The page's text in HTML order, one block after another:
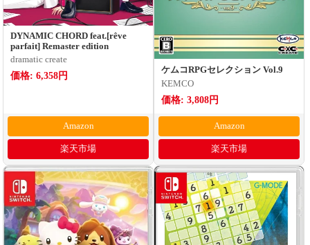
DYNAMIC CHORD feat.[rêve
parfait] Remaster edition
dramatic create
価格: 6,358円
Amazon
楽天市場
ケムコRPGセレクション Vol.9
KEMCO
価格: 3,808円
Amazon
楽天市場